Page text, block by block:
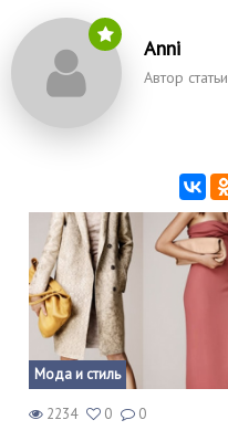
Anni
Автор статьи
Мода и стиль
2234 0 0